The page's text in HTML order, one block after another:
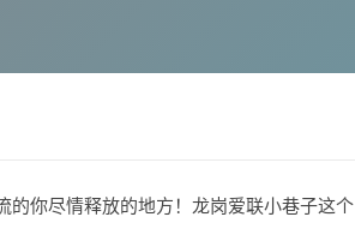
你尽情释放的地方！龙岗爱联小巷子这个